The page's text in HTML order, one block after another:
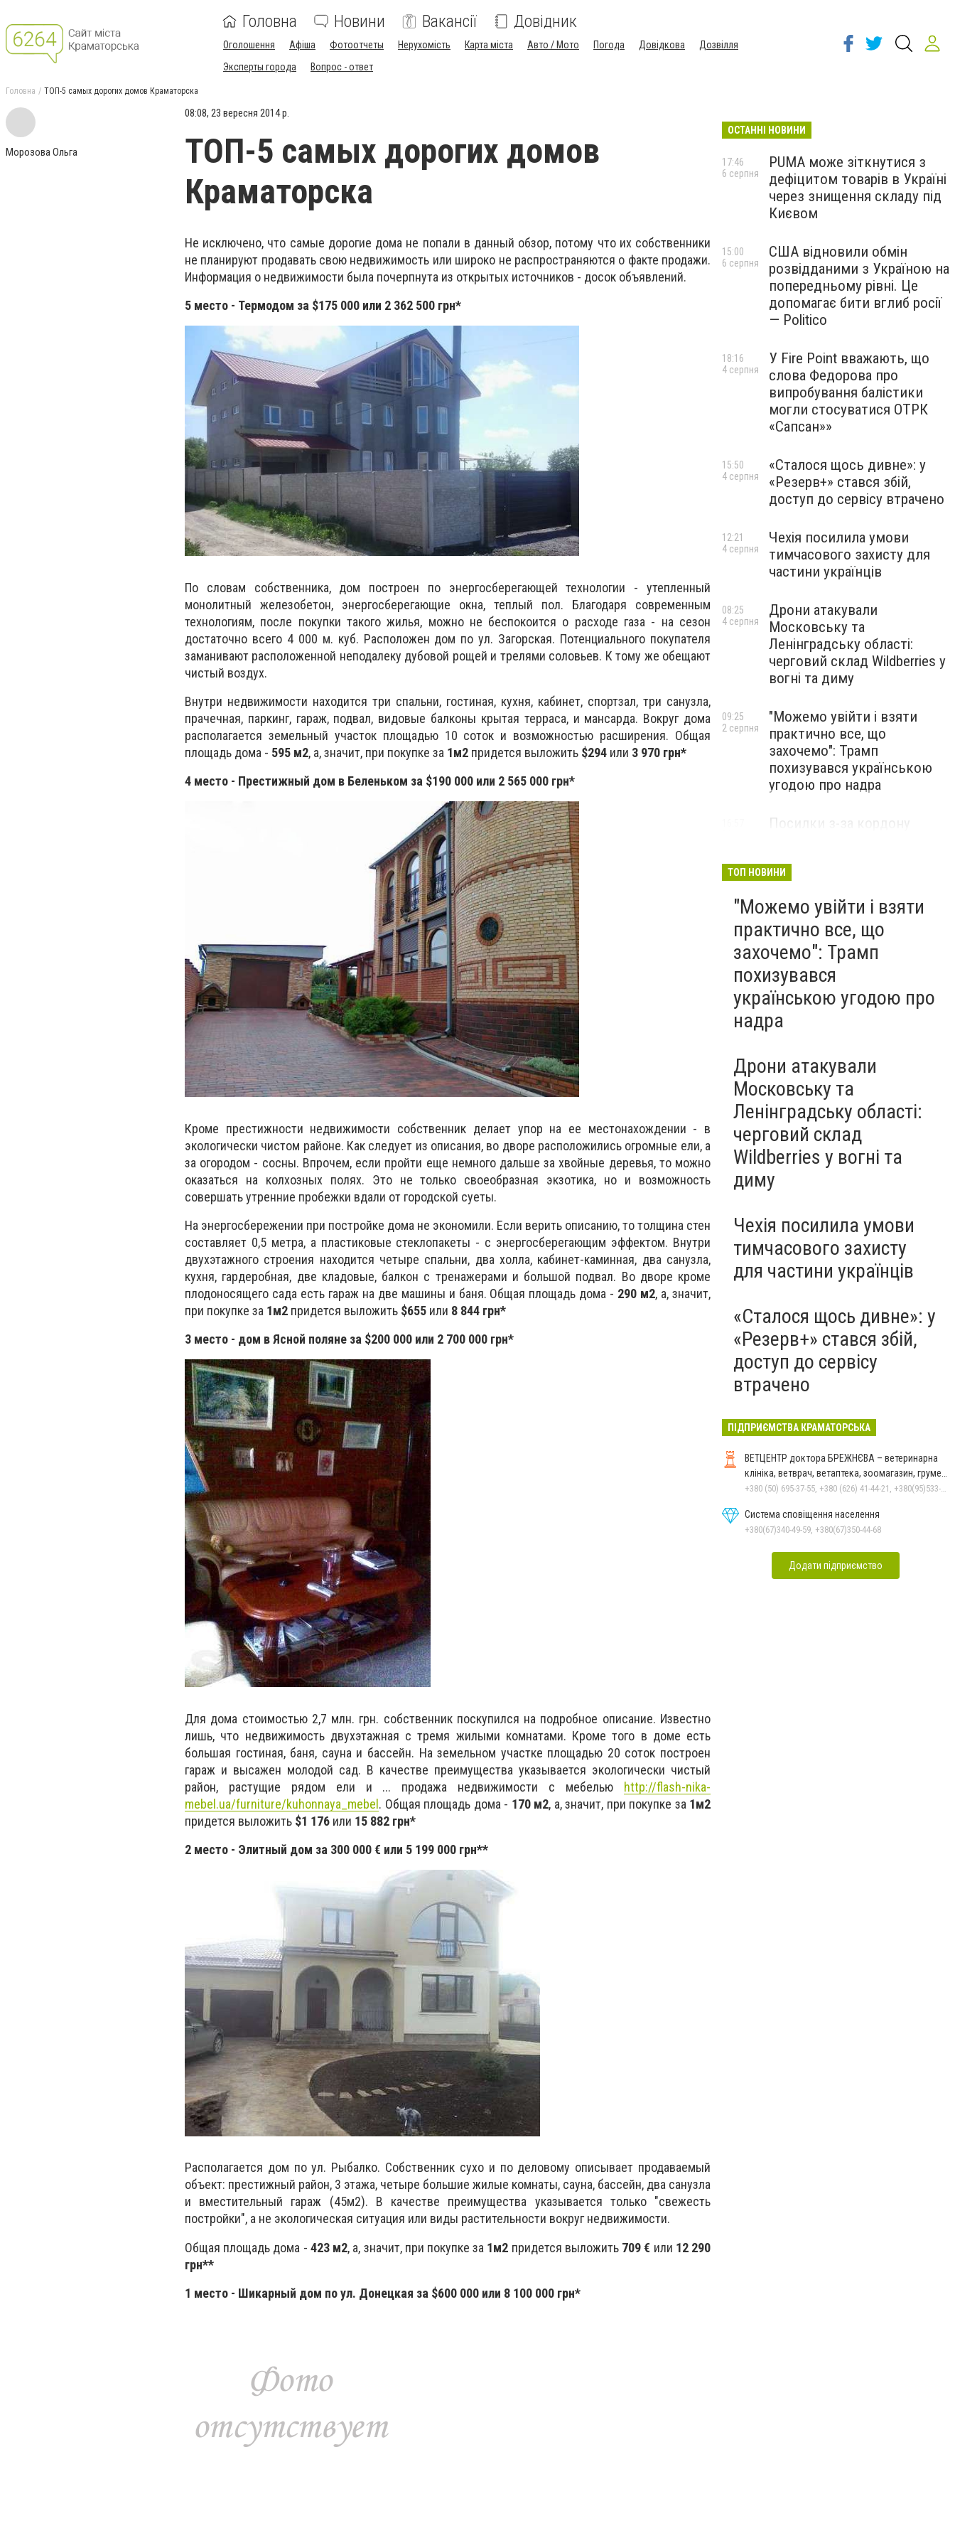
Головна Новини Вакансії Довідник
Оголошення Афіша Фотоотчеты Нерухомість Карта міста Авто / Мото Погода Довідкова
Дозвілля
Эксперты города
Вопрос - ответ
Головна ТОП-5 самых дорогих домов Краматорска
Морозова Ольга
08:08, 23 вересня 2014 р.
ТОП-5 самых дорогих домов
Краматорска
Не исключено, что самые дорогие дома не попали в данный обзор, потому что их собственники
не планируют продавать свою недвижимость или широко не распространяются о факте продажи.
Информация о недвижимости была почерпнута из открытых источников - досок объявлений.
5 место - Термодом за $175 000 или 2 362 500 грн*
По словам собственника, дом построен по энергосберегающей технологии - утепленный
монолитный железобетон, энергосберегающие окна, теплый пол. Благодаря современным
технологиям, после покупки такого жилья, можно не беспокоится о расходе газа - на сезон
достаточно всего 4 000 м. куб. Расположен дом по ул. Загорская. Потенциального покупателя
заманивают расположенной неподалеку дубовой рощей и трелями соловьев. К тому же обещают
чистый воздух.
Внутри недвижимости находится три спальни, гостиная, кухня, кабинет, спортзал, три санузла,
прачечная, паркинг, гараж, подвал, видовые балконы крытая терраса, и мансарда. Вокруг дома
располагается земельный участок площадью 10 соток и возможностью расширения. Общая
площадь дома - 595 м2, а, значит, при покупке за 1м2 придется выложить $294 или 3 970 грн*
4 место - Престижный дом в Беленьком за $190 000 или 2 565 000 грн*
Кроме престижности недвижимости собственник делает упор на ее местонахождении - в
экологически чистом районе. Как следует из описания, во дворе расположились огромные ели, а
за огородом - сосны. Впрочем, если пройти еще немного дальше за хвойные деревья, то можно
оказаться на колхозных полях. Это не только своеобразная экзотика, но и возможность
совершать утренние пробежки вдали от городской суеты.
На энергосбережении при постройке дома не экономили. Если верить описанию, то толщина стен
составляет 0,5 метра, а пластиковые стеклопакеты - с энергосберегающим эффектом. Внутри
двухэтажного строения находится четыре спальни, два холла, кабинет-каминная, два санузла,
кухня, гардеробная, две кладовые, балкон с тренажерами и большой подвал. Во дворе кроме
плодоносящего сада есть гараж на две машины и баня. Общая площадь дома - 290 м2, а, значит,
при покупке за 1м2 придется выложить $655 или 8 844 грн*
3 место - дом в Ясной поляне за $200 000 или 2 700 000 грн*
Для дома стоимостью 2,7 млн. грн. собственник поскупился на подробное описание. Известно
лишь, что недвижимость двухэтажная с тремя жилыми комнатами. Кроме того в доме есть
большая гостиная, баня, сауна и бассейн. На земельном участке площадью 20 соток построен
гараж и высажен молодой сад. В качестве преимущества указывается экологически чистый
район, растущие рядом ели и ... продажа недвижимости с мебелью http://flash-nika-
mebel.ua/furniture/kuhonnaya_mebel. Общая площадь дома - 170 м2, а, значит, при покупке за 1м2
придется выложить $1 176 или 15 882 грн*
2 место - Элитный дом за 300 000 € или 5 199 000 грн**
Располагается дом по ул. Рыбалко. Собственник сухо и по деловому описывает продаваемый
объект: престижный район, 3 этажа, четыре большие жилые комнаты, сауна, бассейн, два санузла
и вместительный гараж (45м2). В качестве преимущества указывается только "свежесть
постройки", а не экологическая ситуация или виды растительности вокруг недвижимости.
Общая площадь дома - 423 м2, а, значит, при покупке за 1м2 придется выложить 709 € или 12 290
грн**
1 место - Шикарный дом по ул. Донецкая за $600 000 или 8 100 000 грн*
ОСТАННІ НОВИНИ
PUMA може зіткнутися з
дефіцитом товарів в Україні
через знищення складу під
Києвом
17:46
6 серпня
США відновили обмін
розвідданими з Україною на
попередньому рівні. Це
допомагає бити вглиб росії
— Politico
15:00
6 серпня
У Fire Point вважають, що
слова Федорова про
випробування балістики
могли стосуватися ОТРК
«Сапсан»»
18:16
4 серпня
«Сталося щось дивне»: у
«Резерв+» стався збій,
доступ до сервісу втрачено
15:50
4 серпня
Чехія посилила умови
тимчасового захисту для
частини українців
12:21
4 серпня
Дрони атакували
Московську та
Ленінградську області:
черговий склад Wildberries у
вогні та диму
08:25
4 серпня
"Можемо увійти і взяти
практично все, що
захочемо": Трамп
похизувався українською
угодою про надра
09:25
2 серпня
Посилки з-за кордону
правила
ТОП НОВИНИ
"Можемо увійти і взяти
практично все, що
захочемо": Трамп
похизувався
українською угодою про
надра
Дрони атакували
Московську та
Ленінградську області:
черговий склад
Wildberries у вогні та
диму
Чехія посилила умови
тимчасового захисту
для частини українців
«Сталося щось дивне»: у
«Резерв+» стався збій,
доступ до сервісу
втрачено
ПІДПРИЄМСТВА КРАМАТОРСЬКА
ВЕТЦЕНТР доктора БРЕЖНЄВА – ветеринарна
клініка, ветврач, ветаптека, зоомагазин, грумер,
стрижки.
+380 (50) 695-37-55, +380 (626) 41-44-21, +380(95)533-90-03
Система сповіщення населення
+380(67)340-49-59, +380(67)350-44-68
Додати підприємство